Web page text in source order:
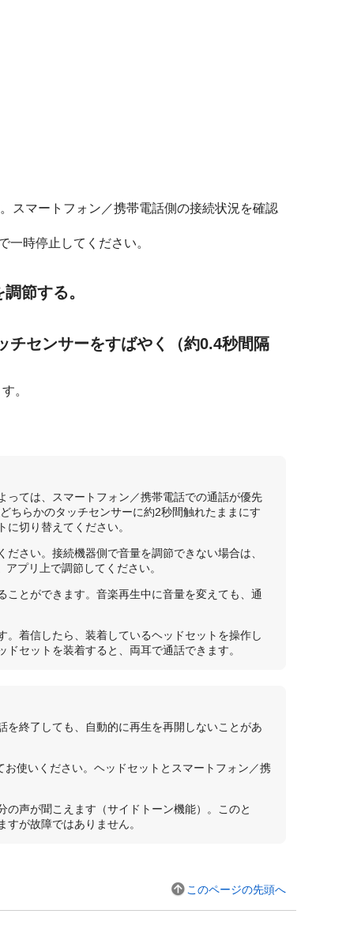
スマートフォン／携帯電話側の接続状況を確認
一時停止してください。
節する。
チセンサーをすばやく（約0.4秒間隔
。
っては、スマートフォン／携帯電話での通話が優先
ちらかのタッチセンサーに約2秒間触れたままにす
切り替えてください。
さい。接続機器側で音量を調節できない場合は、
アプリ上で調節してください。
とができます。音楽再生中に音量を変えても、通
着信したら、装着しているヘッドセットを操作し
セットを装着すると、両耳で通話できます。
終了しても、自動的に再生を再開しないことがあ
使いください。ヘッドセットとスマートフォン／携
声が聞こえます（サイドトーン機能）。このと
が故障ではありません。
このページの先頭へ